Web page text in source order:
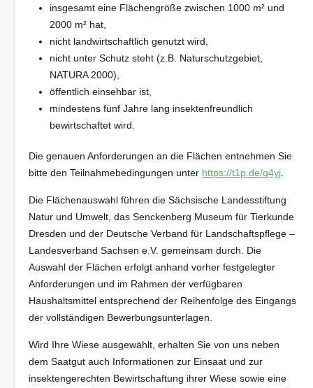
insgesamt eine Flächengröße zwischen 1000 m² und
2000 m² hat,
nicht landwirtschaftlich genutzt wird,
nicht unter Schutz steht (z.B. Naturschutzgebiet,
NATURA 2000),
öffentlich einsehbar ist,
mindestens fünf Jahre lang insektenfreundlich
bewirtschaftet wird.
Die genauen Anforderungen an die Flächen entnehmen Sie
bitte den Teilnahmebedingungen unter https://t1p.de/q4yj
Die Flächenauswahl führen die Sächsische Landesstiftung
Natur und Umwelt, das Senckenberg Museum für Tierkunde
Dresden und der Deutsche Verband für Landschaftspflege –
Landesverband Sachsen e.V. gemeinsam durch. Die
Auswahl der Flächen erfolgt anhand vorher festgelegter
Anforderungen und im Rahmen der verfügbaren
Haushaltsmittel entsprechend der Reihenfolge des Eingangs
der vollständigen Bewerbungsunterlagen.
Wird Ihre Wiese ausgewählt, erhalten Sie von uns neben
dem Saatgut auch Informationen zur Einsaat und zur
insektengerechten Bewirtschaftung ihrer Wiese sowie eine